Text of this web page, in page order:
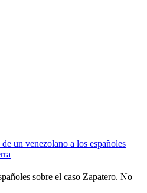
un venezolano a los españoles
sobre el caso Zapatero. No